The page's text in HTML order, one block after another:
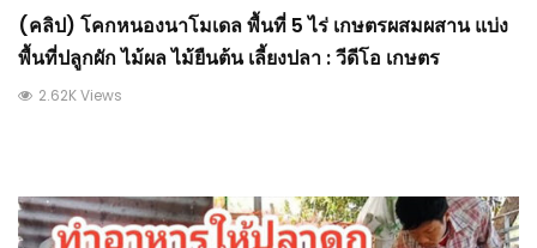
(คลิป) โคกหนองนาโมเดล พื้นที่ 5 ไร่ เกษตรผสมผสาน แบ่ง
พื้นที่ปลูกผัก ไม้ผล ไม้ยืนต้น เลี้ยงปลา : วีดีโอ เกษตร
2.62K Views